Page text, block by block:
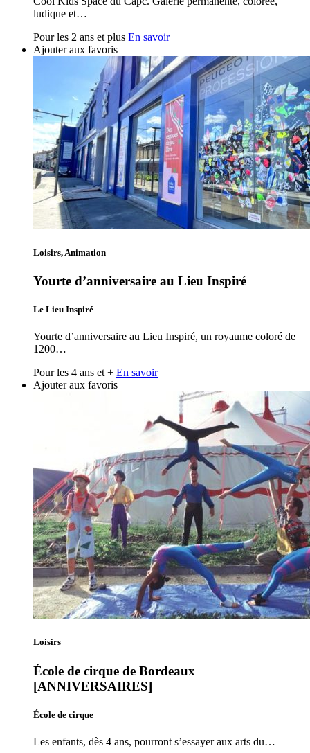
ludique et…
Pour les 2 ans et plus En savoir
Ajouter aux favoris
Loisirs, Animation
Yourte d’anniversaire au Lieu Inspiré
Le Lieu Inspiré
Yourte d’anniversaire au Lieu Inspiré, un royaume coloré de
1200…
Pour les 4 ans et + En savoir
Ajouter aux favoris
Loisirs
École de cirque de Bordeaux
[ANNIVERSAIRES]
École de cirque
Les enfants, dès 4 ans, pourront s’essayer aux arts du…